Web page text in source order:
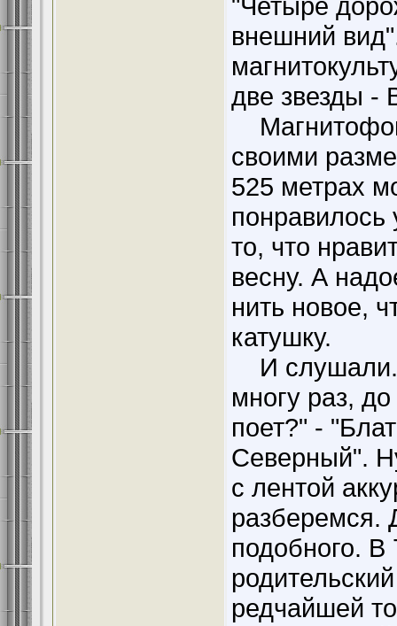
внешний
две звезды -
своими
525 метрах
понравилось
то, что
весну. А
нить новое,
катушку.
И слушали.
многу раз,
поет?" -
Северный".
с лентой
разберемся.
подобного. В
редчайшей